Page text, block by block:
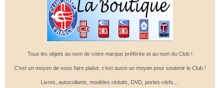
Tous les objets au nom de votre marque préférée et au nom du Club !
C'est un moyen de vous faire plaisir, c'est aussi un moyen pour soutenir le Club !
Livres, autocollants, modèles réduits, DVD, portes-clefs...